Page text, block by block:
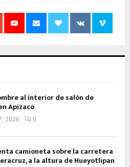
al interior de salón de
Apizaco
2026 0
camioneta sobre la carretera
a la altura de Hueyotlipan